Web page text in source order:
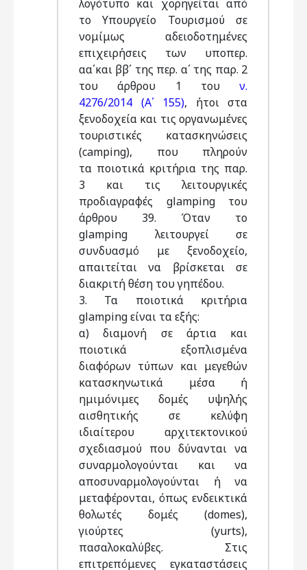
λογότυπο και χορηγείται από
το Υπουργείο Τουρισμού σε
νομίμως αδειοδοτημένες
επιχειρήσεις των υποπερ.
αα΄και ββ΄ της περ. α΄ της παρ. 2
του άρθρου 1 του ν.
4276/2014 (Α΄ 155), ήτοι στα
ξενοδοχεία και τις οργανωμένες
τουριστικές κατασκηνώσεις
(camping), που πληρούν
τα ποιοτικά κριτήρια της παρ.
3 και τις λειτουργικές
προδιαγραφές glamping του
άρθρου 39. Όταν το
glamping λειτουργεί σε
συνδυασμό με ξενοδοχείο,
απαιτείται να βρίσκεται σε
διακριτή θέση του γηπέδου.
3. Τα ποιοτικά κριτήρια
glamping είναι τα εξής:
α) διαμονή σε άρτια και
ποιοτικά εξοπλισμένα
διαφόρων τύπων και μεγεθών
κατασκηνωτικά μέσα ή
ημιμόνιμες δομές υψηλής
αισθητικής σε κελύφη
ιδιαίτερου αρχιτεκτονικού
σχεδιασμού που δύνανται να
συναρμολογούνται και να
αποσυναρμολογούνται ή να
μεταφέρονται, όπως ενδεικτικά
θολωτές δομές (domes),
γιούρτες (yurts),
πασαλοκαλύβες. Στις
επιτρεπόμενες εγκαταστάσεις